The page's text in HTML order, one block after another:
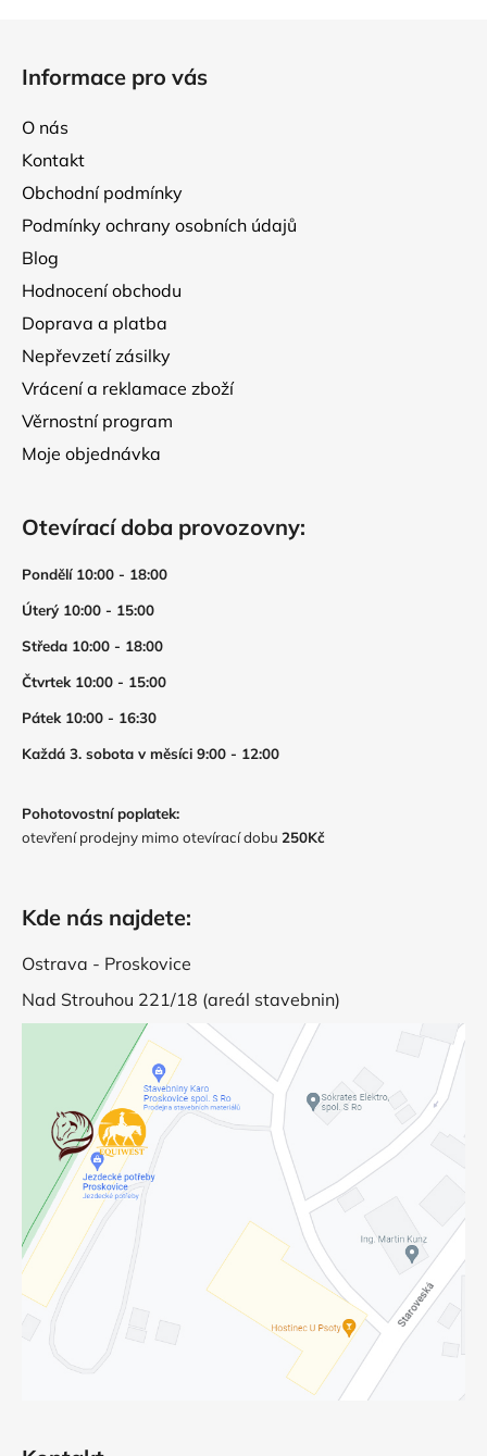
Informace pro vás
O nás
Kontakt
Obchodní podmínky
Podmínky ochrany osobních údajů
Blog
Hodnocení obchodu
Doprava a platba
Nepřevzetí zásilky
Vrácení a reklamace zboží
Věrnostní program
Moje objednávka
Otevírací doba provozovny:
Pondělí 10:00 - 18:00
Úterý 10:00 - 15:00
Středa 10:00 - 18:00
Čtvrtek 10:00 - 15:00
Pátek 10:00 - 16:30
Každá 3. sobota v měsíci 9:00 - 12:00
Pohotovostní poplatek:
otevření prodejny mimo otevírací dobu 250Kč
Kde nás najdete:
Ostrava - Proskovice
Nad Strouhou 221/18 (areál stavebnin)